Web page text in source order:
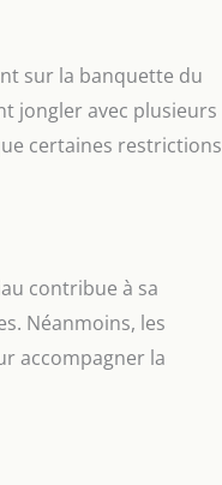
sur la banquette du
jongler avec plusieurs
certaines restrictions
contribue à sa
Néanmoins, les
accompagner la